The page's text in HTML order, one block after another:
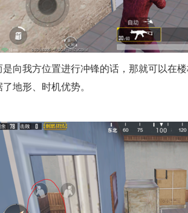
向我方位置进行冲锋的话，那就可以在
地形、时机优势。